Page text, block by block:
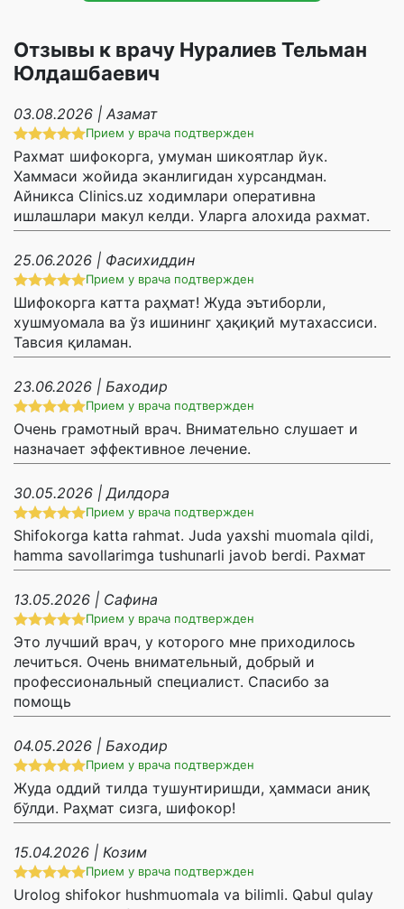
Отзывы к врачу Нуралиев Тельман
Юлдашбаевич
03.08.2026 | Азамат
Прием у врача подтвержден
Рахмат шифокорга, умуман шикоятлар йук.
Хаммаси жойида эканлигидан хурсандман.
Айникса Clinics.uz ходимлари оперативна
ишлашлари макул келди. Уларга алохида рахмат.
25.06.2026 | Фасихиддин
Прием у врача подтвержден
Шифокорга катта раҳмат! Жуда эътиборли,
хушмуомала ва ўз ишининг ҳақиқий мутахассиси.
Тавсия қиламан.
23.06.2026 | Баходир
Прием у врача подтвержден
Очень грамотный врач. Внимательно слушает и
назначает эффективное лечение.
30.05.2026 | Дилдора
Прием у врача подтвержден
Shifokorga katta rahmat. Juda yaxshi muomala qildi,
hamma savollarimga tushunarli javob berdi. Рахмат
13.05.2026 | Сафина
Прием у врача подтвержден
Это лучший врач, у которого мне приходилось
лечиться. Очень внимательный, добрый и
профессиональный специалист. Спасибо за
помощь
04.05.2026 | Баходир
Прием у врача подтвержден
Жуда оддий тилда тушунтиришди, ҳаммаси аниқ
бўлди. Раҳмат сизга, шифокор!
15.04.2026 | Козим
Прием у врача подтвержден
Urolog shifokor hushmuomala va bilimli. Qabul qulay